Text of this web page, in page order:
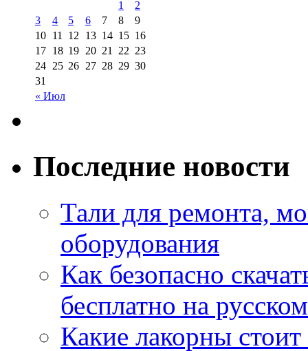
« Июл
1
2
3
4 5 6 7 8
9
10 11 12 13 14 15 16
17 18 19 20 21 22 23
24 25 26 27 28 29 30
31
Последние новости
Тали для ремонта,
оборудования
Как безопасно
бесплатно на
Какие лакорны